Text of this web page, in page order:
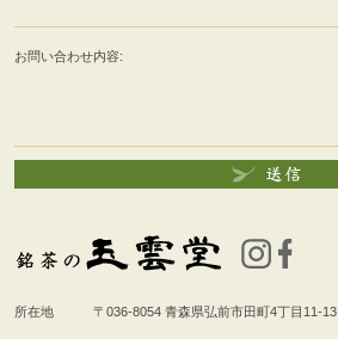
お問い合わせ内容:
所在地 〒036-8054 青森県弘前市田町4丁目11-13